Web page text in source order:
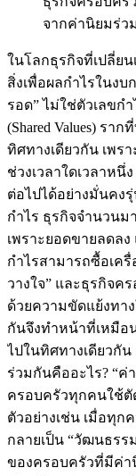
จากค่านิยมร่ว
ในโลกธุรกิจที่เปลี่ย
สิ่งเพื่อผลกำไรในง
รอด” ไม่ใช่ตัวเลขก
(Shared Values) รา
ทิศทางเดียวกัน เพร
ช่วงเวลาใดเวลาห
ต่อไปได้อย่างมั่นคง
กำไร ธุรกิจจำนวนม
เพราะยอดขายลดล
กำไรสามารถซื้อเค
วางใจ” และธุรกิจค
ด้วยความขัดแย้งทา
กันจึงทำหน้าที่เหมือ
ไปในทิศทางเดียวกั
ร่วมกันคืออะไร? “
ครอบครัวทุกคนใช้ตั
ตัวอย่างเช่น เมื่อทุก
กลายเป็น “วัฒนธร
ของครอบครัวที่มีค่า